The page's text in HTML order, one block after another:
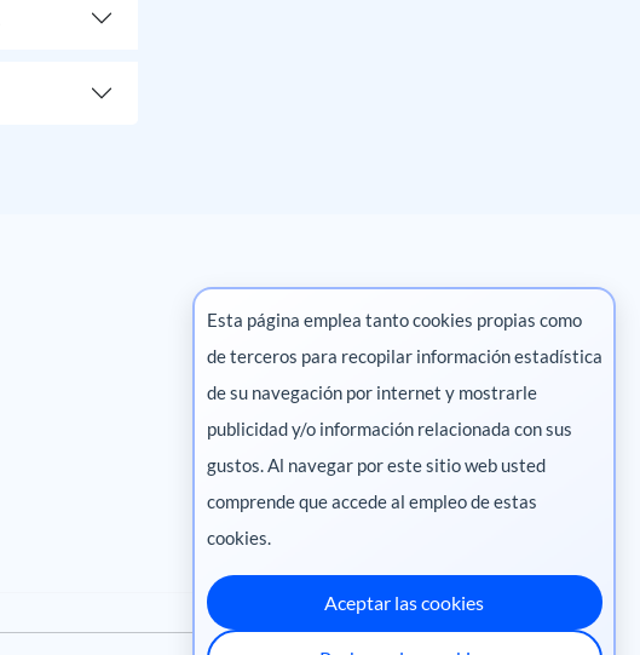
Marketing digital
Pharma
Esta página emplea tanto cookies propias como
de terceros para recopilar información estadística
de su navegación por internet y mostrarle
publicidad y/o información relacionada con sus
gustos. Al navegar por este sitio web usted
comprende que accede al empleo de estas
cookies.
Aceptar las cookies